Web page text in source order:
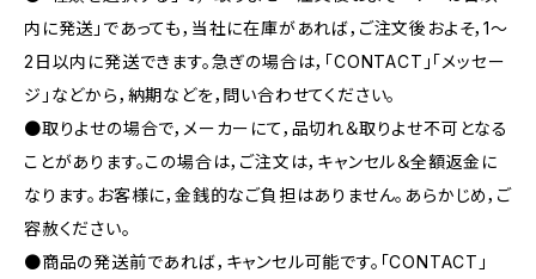
内に発送」であっても，当社に在庫があれば，ご注文後およそ，1〜
2日以内に発送できます。急ぎの場合は，「CONTACT」「メッセー
ジ」などから，納期などを，問い合わせてください。
●取りよせの場合で，メーカーにて，品切れ＆取りよせ不可となる
ことがあります。この場合は，ご注文は，キャンセル＆全額返金に
なります。お客様に，金銭的なご負担はありません。あらかじめ，ご
容赦ください。
●商品の発送前であれば，キャンセル可能です。「CONTACT」